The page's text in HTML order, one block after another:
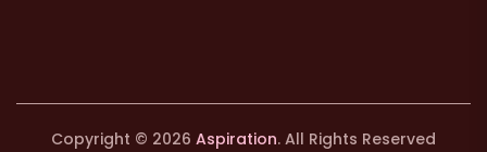
Copyright © 2026 Aspiration. All Rights Reserved